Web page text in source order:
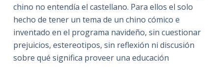
chino no entendía el castellano. Para ellos el solo
hecho de tener un tema de un chino cómico e
inventado en el programa navideño, sin cuestionar
prejuicios, estereotipos, sin reflexión ni discusión
sobre qué significa proveer una educación